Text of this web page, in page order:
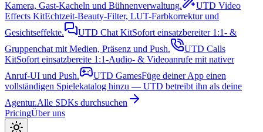
Kamera, Gast-Kacheln und Bühnenverwaltung.
UTD Video
Effects KitEchtzeit-Beauty-Filter, LUT-Farbkorrektur und
Gesichtseffekte.
UTD Chat KitSofort einsatzbereiter 1:1- &
Gruppenchat mit Medien, Präsenz und Push.
UTD Calls
KitSofort einsatzbereite 1:1-Audio- & Videoanrufe mit nativer
Anruf-UI und Push.
UTD GamesFüge deiner App einen
vollständigen Spielekatalog hinzu — UTD betreibt ihn als deine
Agentur.Alle SDKs durchsuchen
PricingÜber uns